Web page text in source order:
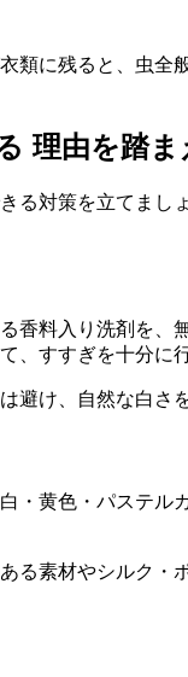
類に残ると、虫
理由を踏
る対策を立てまし
香料入り洗剤を、
、すすぎを十分に
避け、自然な白さ
・黄色・パステル
る素材やシルク・